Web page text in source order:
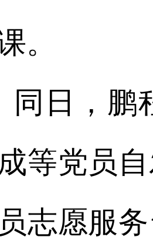
。
同日，鹏
等党员
志愿服